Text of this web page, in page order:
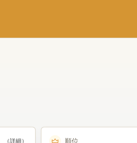
（詳細） 順位